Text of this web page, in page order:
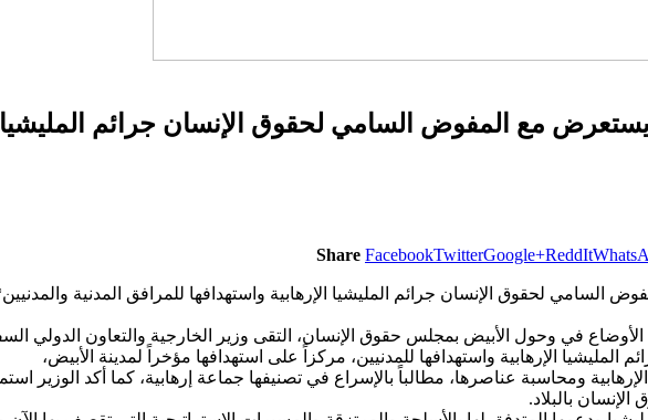
مع المفوض السامي لحقوق الإنسان جرائم المليشيا
Share FacebookTwitterGoogle+ReddIt
السامي لحقوق الإنسان جرائم المليشيا الإرهابية واستهدافها للمرافق المدنية
في وحول الأبيض بمجلس حقوق الإنسان، التقى وزير الخارجية والتعاون الدولي
المليشيا الإرهابية واستهدافها للمدنيين، مركزاً على استهدافها مؤخراً لمدينة الأبيض،
ومحاسبة عناصرها، مطالباً بالإسراع في تصنيفها جماعة إرهابية، كما أكد الوزير
بالبلاد.